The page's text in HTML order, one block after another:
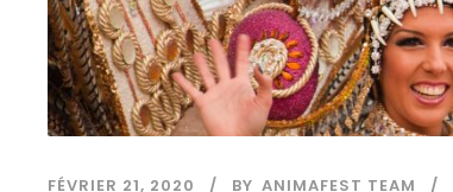
FÉVRIER 21, 2020 BY ANIMAFEST TEAM